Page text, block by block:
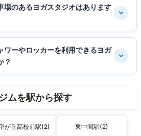
場のあるヨガスタジオはあります
ワーやロッカーを利用できるヨガ
？
ムを駅から探す
が丘高校前駅(2) 東中間駅(2)